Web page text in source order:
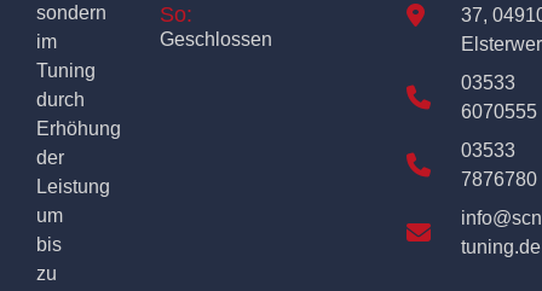
sondern
im
Tuning
durch
Erhöhung
der
Leistung
um
bis
zu
So:
Geschlossen
37,
03533
6070555
03533
7876780
tuning.de